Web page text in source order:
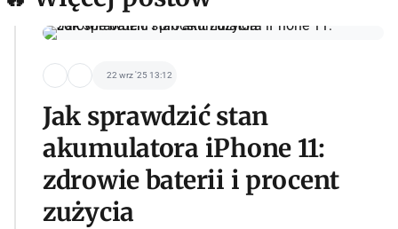
22 wrz '25 13:12
Jak sprawdzić stan
akumulatora iPhone 11:
zdrowie baterii i procent
zużycia